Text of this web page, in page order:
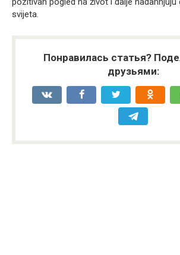
svijeta.
Понравилась статья?
друзьями: